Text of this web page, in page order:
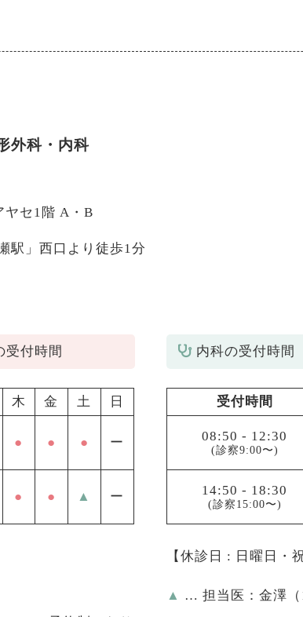
外科・内科
ヤセ1階 A・B
駅」西口より徒歩1分
受付時間
木 金 土 日
● ● ● ー
● ● ▲ ー
内科の受付時間
受付時間
08:50 - 12:30
(診察9:00〜)
14:50 - 18:30
(診察15:00〜)
【休診日 : 日曜日・
▲ … 担当医：金澤（